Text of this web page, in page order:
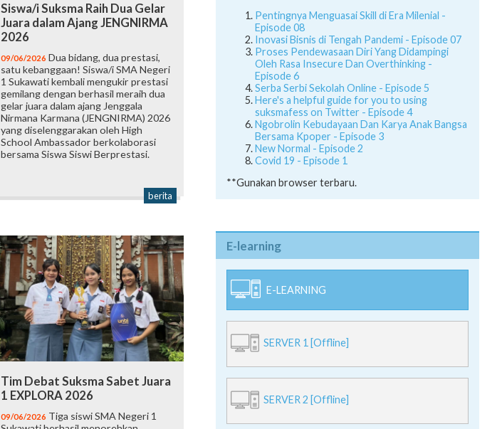
Siswa/i Suksma Raih Dua Gelar
Juara dalam Ajang JENGNIRMA
2026
09/06/2026 Dua bidang, dua prestasi,
satu kebanggaan! Siswa/i SMA Negeri
1 Sukawati kembali mengukir prestasi
gemilang dengan berhasil meraih dua
gelar juara dalam ajang Jenggala
Nirmana Karmana (JENGNIRMA) 2026
yang diselenggarakan oleh High
School Ambassador berkolaborasi
bersama Siswa Siswi Berprestasi.
berita
Tim Debat Suksma Sabet Juara
1 EXPLORA 2026
09/06/2026 Tiga siswi SMA Negeri 1
Pentingnya Menguasai Skill di Era Milenial -
Episode 08
Inovasi Bisnis di Tengah Pandemi - Episode 07
Proses Pendewasaan Diri Yang Didampingi
Oleh Rasa Insecure Dan Overthinking -
Episode 6
Serba Serbi Sekolah Online - Episode 5
Here's a helpful guide for you to using
suksmafess on Twitter - Episode 4
Ngobrolin Kebudayaan Dan Karya Anak Bangsa
Bersama Kpoper - Episode 3
New Normal - Episode 2
Covid 19 - Episode 1
**Gunakan browser terbaru.
E-learning
E-LEARNING
SERVER 1 [Offline]
SERVER 2 [Offline]